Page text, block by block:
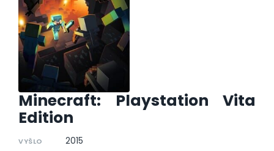
Minecraft: Playstation Vita
Edition
VYŠLO 2015